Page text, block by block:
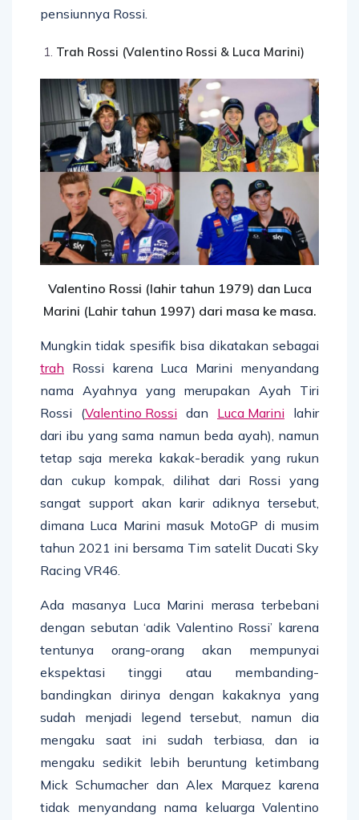
pensiunnya Rossi.
Trah Rossi (Valentino Rossi & Luca Marini)
Valentino Rossi (lahir tahun 1979) dan Luca
Marini (Lahir tahun 1997) dari masa ke masa.
Mungkin tidak spesifik bisa dikatakan sebagai
trah Rossi karena Luca Marini menyandang
nama Ayahnya yang merupakan Ayah Tiri
Rossi (Valentino Rossi dan Luca Marini lahir
dari ibu yang sama namun beda ayah), namun
tetap saja mereka kakak-beradik yang rukun
dan cukup kompak, dilihat dari Rossi yang
sangat support akan karir adiknya tersebut,
dimana Luca Marini masuk MotoGP di musim
tahun 2021 ini bersama Tim satelit Ducati Sky
Racing VR46.
Ada masanya Luca Marini merasa terbebani
dengan sebutan ‘adik Valentino Rossi’ karena
tentunya orang-orang akan mempunyai
ekspektasi tinggi atau membanding-
bandingkan dirinya dengan kakaknya yang
sudah menjadi legend tersebut, namun dia
mengaku saat ini sudah terbiasa, dan ia
mengaku sedikit lebih beruntung ketimbang
Mick Schumacher dan Alex Marquez karena
tidak menyandang nama keluarga Valentino